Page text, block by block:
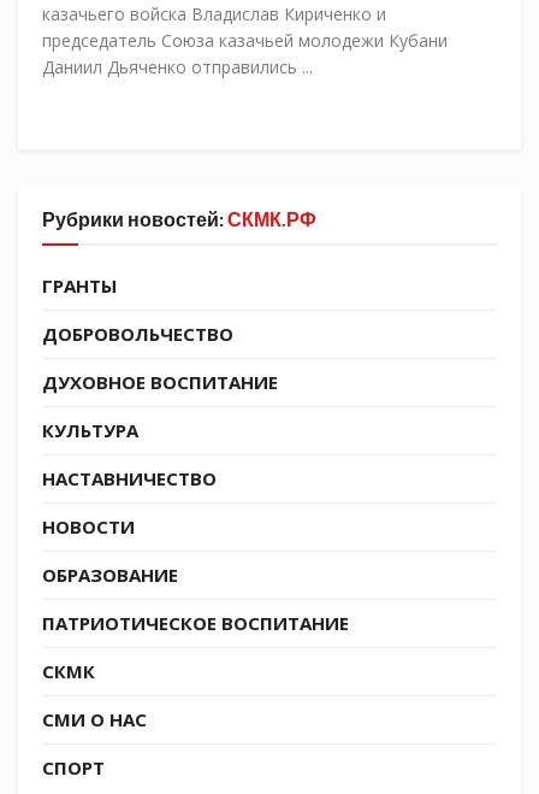
казачьего войска Владислав Кириченко и
председатель Союза казачьей молодежи Кубани
Даниил Дьяченко отправились ...
Рубрики новостей:СКМК.РФ
ГРАНТЫ
ДОБРОВОЛЬЧЕСТВО
ДУХОВНОЕ ВОСПИТАНИЕ
КУЛЬТУРА
НАСТАВНИЧЕСТВО
НОВОСТИ
ОБРАЗОВАНИЕ
ПАТРИОТИЧЕСКОЕ ВОСПИТАНИЕ
СКМК
СМИ О НАС
СПОРТ